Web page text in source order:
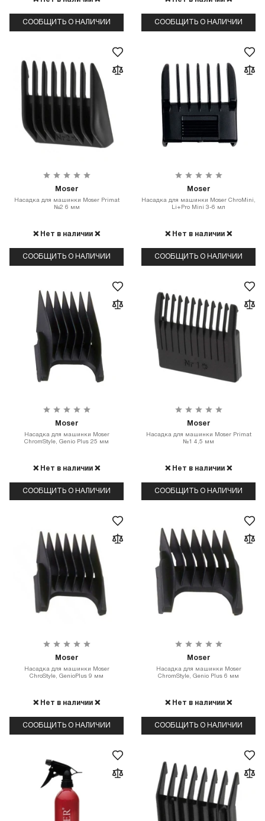
СООБЩИТЬ О НАЛИЧИИ СООБЩИТЬ О НАЛИЧИИ
Moser
Насадка для машинки Moser Primat
№2 6 мм
❌ Нет в наличии ❌
СООБЩИТЬ О НАЛИЧИИ
Moser
Насадка для машинки Moser ChroMini,
Li+Pro Mini 3-6 мл
❌ Нет в наличии ❌
СООБЩИТЬ О НАЛИЧИИ
Moser
Насадка для машинки Moser
ChromStyle, Genio Plus 25 мм
❌ Нет в наличии ❌
СООБЩИТЬ О НАЛИЧИИ
Moser
Насадка для машинки Moser Primat
№1 4,5 мм
❌ Нет в наличии ❌
СООБЩИТЬ О НАЛИЧИИ
Moser
Насадка для машинки Moser
ChroStyle, GenioPlus 9 мм
❌ Нет в наличии ❌
СООБЩИТЬ О НАЛИЧИИ
Moser
Насадка для машинки Moser
ChromStyle, Genio Plus 6 мм
❌ Нет в наличии ❌
СООБЩИТЬ О НАЛИЧИИ